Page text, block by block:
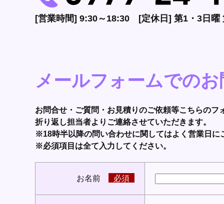
[営業時間] 9:30～18:30 [定休日] 第1・3日曜
メールフォームでの
お問合せ・ご質問・お見積りのご依頼等こちらのフ
折り返し担当者よりご連絡させていただきます。
※18時半以降の問い合わせに関してはよく営業日に
※必須項目は全て入力してください。
お名前 必須